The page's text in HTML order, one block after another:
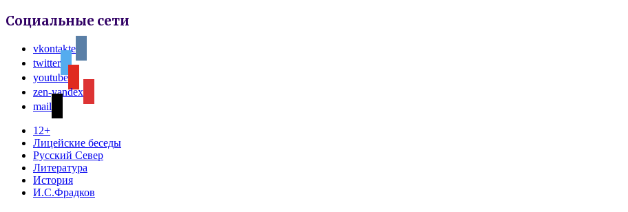
Социальные сети
vkontakte
twitter
youtube
zen-yandex
mail
12+
Лицейские беседы
Русский Север
Литература
История
И.С.Фрадков